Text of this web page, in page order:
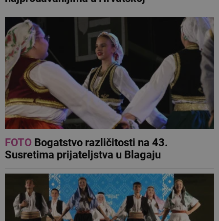
FOTOBogatstvo različitosti na 43.
Susretima prijateljstva u Blagaju